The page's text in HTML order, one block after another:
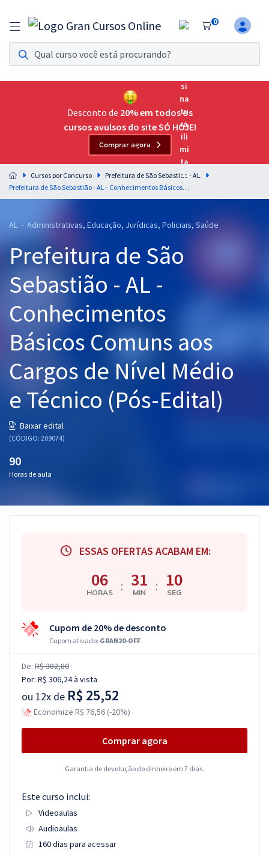
0
Assinatura Ilimitada 11
Acesso a todos os cursos. Teste grátis por 7 dias!
Assinatura OAB Até Passar
Acesso ilimitado a toda preparação para o Exame da
Residências Multiprofissionais
Preparação completa e intensiva para as principais
residências em saúde do Brasil
Cursos 20% OFF
Pós
Graduação
OAB
Questões grátis
Blog
Aprovados
Desconto de 20% em todos os
cursos avulsos do site SÓ HOJE!
Comprar agora
Cursos por Concurso
Prefeitura de São Sebastião - AL
Prefeitura de São Sebastião - AL - Conhecimentos Básicos Comuns aos Cargos de Nível Médio e Técnico (Pós-Edital)
AL - Administrativas, Educação, Jurídicas, Policiais, Saúde
Prefeitura de São
Sebastião - AL -
Conhecimentos
Básicos Comuns aos
Cargos de Nível Médio
e Técnico (Pós-Edital)
Baixar edital
(CÓDIGO: 209074)
90
Horas de aula
ESSAS OFERTAS ACABAM EM:
06
HORAS : 31
MIN : 09
SEG
Cupom de 20% de desconto
Cupom ativado: GRAN20-OFF
De: R$ 382,80
Por: R$ 306,24à vista
ou 12x de R$ 25,52
Economize R$ 76,56 (-20%)
Comprar agora
Garantia de devolução do dinheiro em 7 dias.
Este curso inclui:
Videoaulas
Audioaulas
160 dias para acessar